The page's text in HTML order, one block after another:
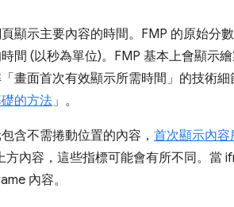
顯示主要內容的時間。FMP 的原始分
間 (以秒為單位)。FMP 基本上會顯示
畫面首次有效顯示所需時間」的技術細
的方法」。
含不需捲動位置的內容， 首次顯示內容
內容，這些指標可能會有所不同。當
內容。